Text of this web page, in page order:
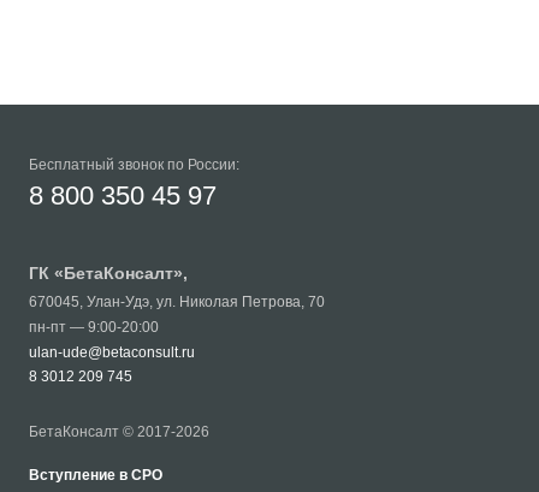
Бесплатный звонок по России:
8 800 350 45 97
ГК « БетаКонсалт»,
670045, Улан-Удэ, ул. Николая Петрова, 70
пн-пт — 9:00-20:00
ulan-ude@betaconsult.ru
8 3012 209 745
БетаКонсалт © 2017-2026
Вступление в СРО